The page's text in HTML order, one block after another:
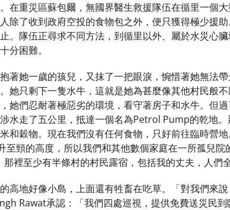
在重災區蘇包爾，無國界醫生救援隊伍在循里一個
除了收到政府空投的食物包之外，便只獲得極少援
。隊伍正尋求不同方法，到循里以外、屬於水災心
分困難。
著她一歲的孩兒，又抹了一把眼淚，惋惜著她無法帶
她只剩下一隻水牛，這就是她為甚麼像其他村民般
她們忍耐著極惡劣的環境，看守著房子和水牛。但
水走了五公里，抵達一個名為Petrol Pump的乾地
和穀物。現在我們沒有任何食物，只好前往臨時營
頸的高度，所以我們和其他數個家庭在一所孤兒院
裡至少有半條村的村民露宿，包括我的丈夫，人們
高地好像小島，上面還有牲畜在吃草。「對我們來
Rawat承認：「我們四處巡視，提供免費送災民到